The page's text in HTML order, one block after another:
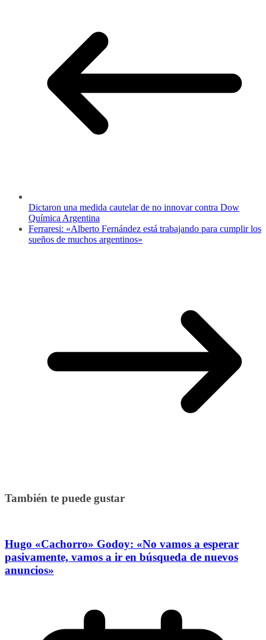
Dictaron una medida cautelar de no innovar contra Dow
Química Argentina
Ferraresi: «Alberto Fernández está trabajando para cumplir los
sueños de muchos argentinos»
También te puede gustar
Hugo «Cachorro» Godoy: «No vamos a esperar
pasivamente, vamos a ir en búsqueda de nuevos
anuncios»